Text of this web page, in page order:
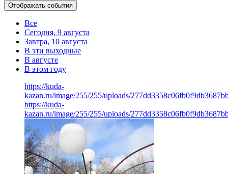
Отображать события
Все
Сегодня, 9 августа
Завтра, 10 августа
В эти выходные
В августе
В этом году
https://kuda-
kazan.ru/image/255/255/uploads/
https://kuda-
kazan.ru/image/255/255/uploads/